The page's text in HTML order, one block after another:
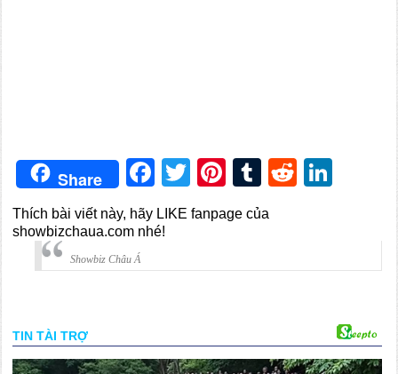
Share Facebook
TwitterPinterest
TumblrReddit
Thích bài viết này, hãy LIKE fanpage của
showbizchaua.com nhé!
Showbiz Châu Á